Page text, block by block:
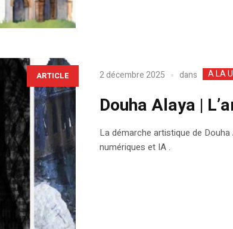
ARTICLE 2 décembre 2025 dans A LA
Douha Alaya |
La démarche artistique de
numériques et IA .